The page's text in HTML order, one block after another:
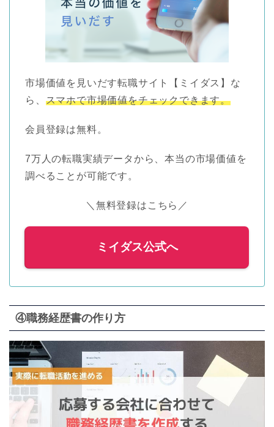
市場価値を見いだす転職サイト【ミイダス】な
ら、 スマホで市場価値をチェックできます。
会員登録は無料。
7万人の転職実績データから、本当の市場価値を
調べることが可能です。
＼無料登録はこちら／
ミイダス公式へ
④職務経歴書の作り方